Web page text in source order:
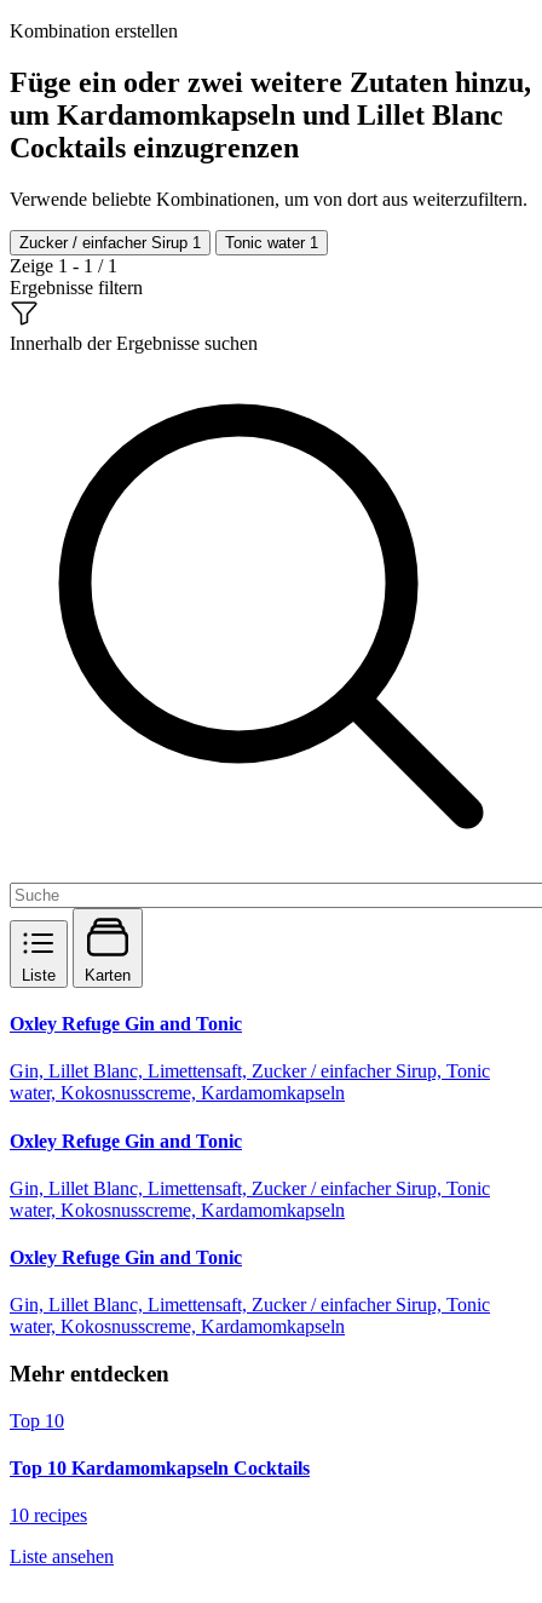
Kombination erstellen
Füge ein oder zwei weitere Zutaten hinzu,
um Kardamomkapseln und Lillet Blanc
Cocktails einzugrenzen
Verwende beliebte Kombinationen, um von dort aus weiterzufiltern.
Zucker / einfacher Sirup 1 Tonic water 1
Zeige 1 - 1 / 1
Ergebnisse filtern
Innerhalb der Ergebnisse suchen
Liste Karten
Oxley Refuge Gin and Tonic
Gin, Lillet Blanc, Limettensaft, Zucker / einfacher Sirup, Tonic
water, Kokosnusscreme, Kardamomkapseln
Oxley Refuge Gin and Tonic
Gin, Lillet Blanc, Limettensaft, Zucker / einfacher Sirup, Tonic
water, Kokosnusscreme, Kardamomkapseln
Oxley Refuge Gin and Tonic
Gin, Lillet Blanc, Limettensaft, Zucker / einfacher Sirup, Tonic
water, Kokosnusscreme, Kardamomkapseln
Mehr entdecken
Top 10
Top 10 Kardamomkapseln Cocktails
10 recipes
Liste ansehen